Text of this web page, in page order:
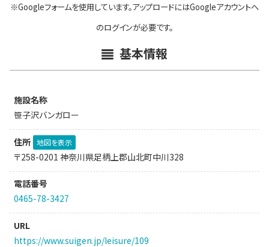
※Googleフォームを使用しています。アップロードにはGoogleアカウントへ
のログインが必要です。
基本情報
施設名称
笹子沢バンガロー
住所 地図を表示
〒258-0201 神奈川県足柄上郡山北町中川328
電話番号
0465-78-3427
URL
https://www.suigen.jp/leisure/109